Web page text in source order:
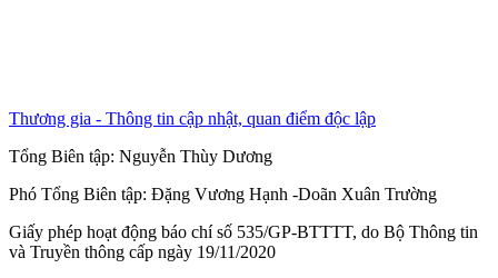
Thương gia - Thông tin cập nhật, quan điểm độc lập
Tổng Biên tập: Nguyễn Thùy Dương
Phó Tổng Biên tập: Đặng Vương Hạnh -Doãn Xuân Trường
Giấy phép hoạt động báo chí số 535/GP-BTTTT, do Bộ Thông tin
và Truyền thông cấp ngày 19/11/2020